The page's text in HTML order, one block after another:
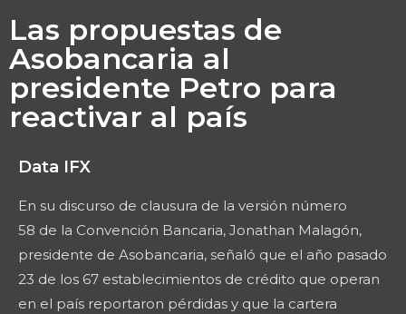
Las propuestas de
Asobancaria al
presidente Petro para
reactivar al país
Data IFX
En su discurso de clausura de la versión número
58 de la Convención Bancaria, Jonathan Malagón,
presidente de Asobancaria, señaló que el año pasado
23 de los 67 establecimientos de crédito que operan
en el país reportaron pérdidas y que la cartera